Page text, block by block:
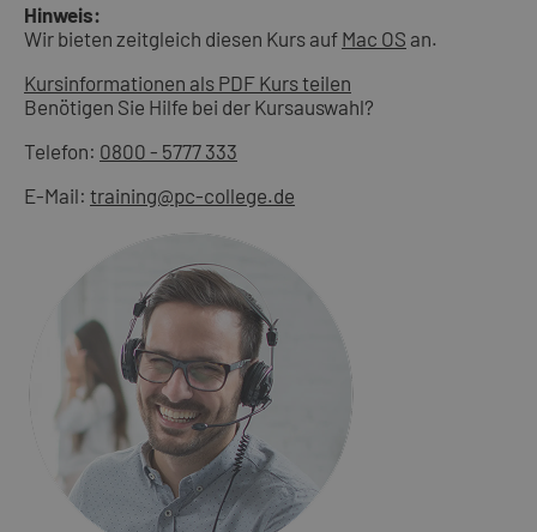
Hinweis:
Wir bieten zeitgleich diesen Kurs auf Mac OS an.
Kursinformationen als PDF Kurs teilen
Benötigen Sie Hilfe bei der Kursauswahl?
Telefon: 0800 - 5777 333
E-Mail: training@pc-college.de